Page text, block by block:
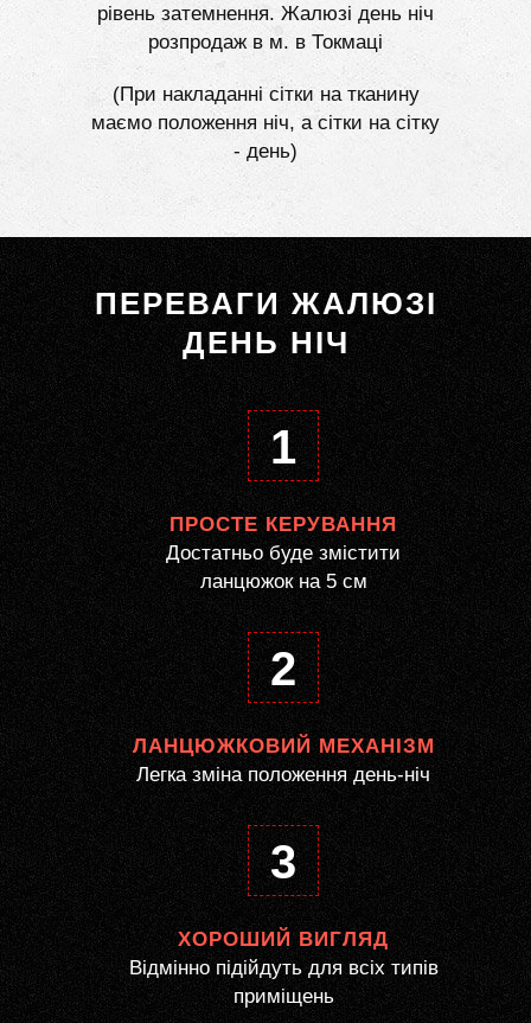
рівень затемнення. Жалюзі день ніч
розпродаж в м. в Токмаці
(При накладанні сітки на тканину
маємо положення ніч, а сітки на сітку
- день)
ПЕРЕВАГИ ЖАЛЮЗІ
ДЕНЬ НІЧ
1
ПРОСТЕ КЕРУВАННЯ
Достатньо буде змістити
ланцюжок на 5 см
2
ЛАНЦЮЖКОВИЙ МЕХАНІЗМ
Легка зміна положення день-ніч
3
ХОРОШИЙ ВИГЛЯД
Відмінно підійдуть для всіх типів
приміщень